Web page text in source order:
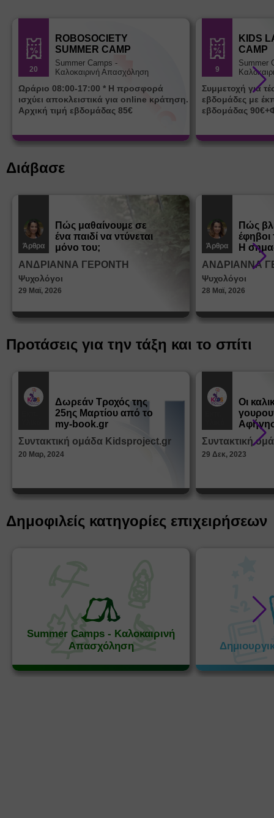
20
ROBOSOCIETY
SUMMER CAMP
Summer Camps -
Καλοκαιρινή Απασχόληση
Ωράριο 08:00-17:00 * Η προσφορά
ισχύει αποκλειστικά για online κράτηση.
Αρχική τιμή εβδομάδας 85€
9
KIDS
CAMP
Summer
Συμμετοχή για
εβδομάδες με
εβδομάδας
Διάβασε
Άρθρα
Πώς μαθαίνουμε σε
ένα παιδί να ντύνεται
μόνο του;
ΑΝΔΡΙΑΝΝΑ ΓΕΡΟΝΤΗ
Ψυχολόγοι
29 Μαϊ, 2026
Άρθρα
Πώς
Η
στη
ΑΝΔΡΙΑΝΝΑ
Ψυχολόγοι
28 Μαϊ, 2026
Προτάσεις για την τάξη και το σπίτι
Δωρεάν Tροχός της
25ης Μαρτίου από το
my-book.gr
Συντακτική ομάδα Kidsproject.gr
20 Μαρ, 2024
Οι
από τα
Συντακτική
29 Δεκ, 2023
Δημοφιλείς κατηγορίες επιχειρήσεων
Summer Camps - Καλοκαιρινή
Απασχόληση